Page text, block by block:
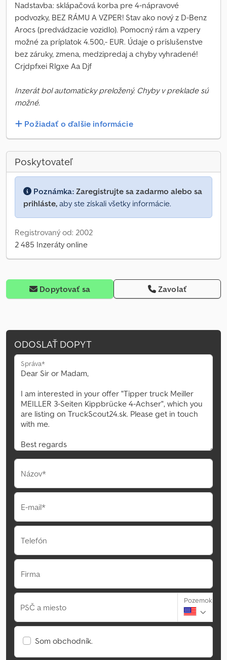
Nadstavba: sklápačová korba pre 4-nápravové
podvozky, BEZ RÁMU A VZPER! Stav ako nový z D-Benz
Arocs (predvádzacie vozidlo). Pomocný rám a vzpery
možné za príplatok 4.500,- EUR. Údaje o príslušenstve
bez záruky, zmena, medzipredaj a chyby vyhradené!
Crjdpfxei Rlgxe Aa Djf
Inzerát bol automaticky preložený. Chyby v preklade sú
možné.
Požiadať o ďalšie informácie
Poskytovateľ
Poznámka: Zaregistrujte sa zadarmo alebo sa
prihláste, aby ste získali všetky informácie.
Registrovaný od: 2002
2 485 Inzeráty online
Dopytovať sa Zavolať
ODOSLAŤ DOPYT
Správa*
Názov*
E-mail*
Telefón
Firma
PSČ a miesto
Pozemok
Som obchodník.